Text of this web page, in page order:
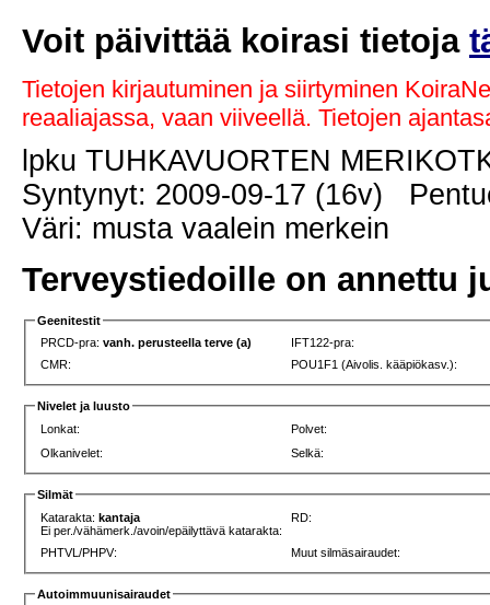
Voit päivittää koirasi tietoja
Tietojen kirjautuminen ja siirtyminen
reaaliajassa, vaan viiveellä. Tietojen
lpku TUHKAVUORTEN
Syntynyt: 2009-09-17 (16v)
Väri: musta vaalein merkein
Terveystiedoille on annettu
Geenitestit
PRCD-pra:vanh. perusteella terve (a)
IFT122-pra:
CMR:
POU1F1 (Aivolis. kääpiökasv.):
Nivelet ja luusto
Lonkat:
Polvet:
Olkanivelet:
Selkä:
Silmät
Katarakta:kantaja
Ei per./vähämerk./avoin/epäilyttävä katarakta:
RD:
PHTVL/PHPV: Muut silmäsairaudet:
Autoimmuunisairaudet